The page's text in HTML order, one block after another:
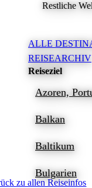
Restliche
ALLE
REISEARCHIV
Reiseziel
Azoren,
Balkan
Baltikum
Bulgarien
zu allen Reiseinfos